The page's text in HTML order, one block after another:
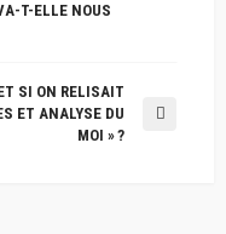
T-ELLE NOUS
SI ON RELISAIT
ET ANALYSE DU
MOI » ?